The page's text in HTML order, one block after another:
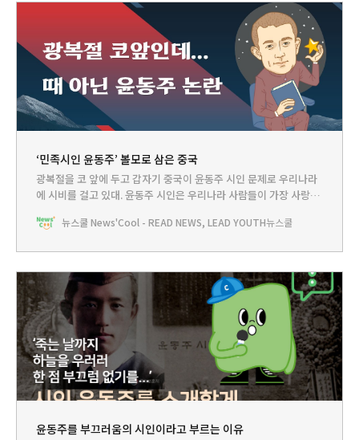
‘민족시인 윤동주’ 볼모로 삼은 중국
광복절을 코 앞에 두고 갑자기 중국이 윤동주 시인 문제로 우리나라
에 시비를 걸고 있대. 윤동주 시인은 우리나라 사람들이 가장 사랑하
뉴스쿨 News'Cool - READ NEWS, LEAD YOUTH뉴스쿨
윤동주를 부끄러움의 시인이라고 부르는 이유